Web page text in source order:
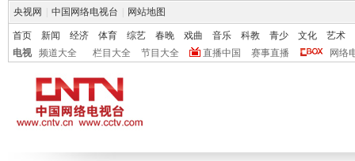
央视网 中国网络电视台 网站地图
首页 新闻 经济 体育 综艺 春晚 戏曲 音乐 科教 青少 文化
艺术
电视
频道大全 栏目大全 节目大全 直播中国 赛事直播 网络